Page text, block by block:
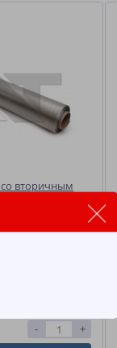
вторичным
брутто (со
- +